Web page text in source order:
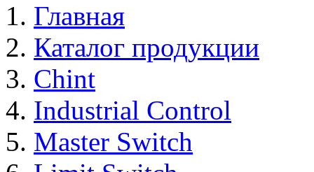
Главная
Каталог продукции
Chint
Industrial Control
Master Switch